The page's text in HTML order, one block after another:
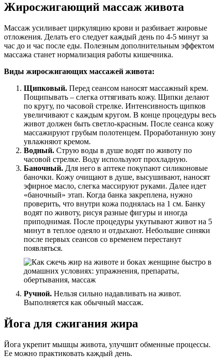
Жиросжигающий массаж живота
Массаж усиливает циркуляцию крови и разбивает жировые
отложения. Делать его следует каждый день по 4-5 минут за
час до и час после еды. Полезным дополнительным эффектом
массажа станет нормализация работы кишечника.
Виды жиросжигающих массажей живота:
Щипковый. Перед сеансом наносят массажный крем.
Пощипывать – слегка оттягивать кожу. Щипки делают
по кругу, по часовой стрелке. Интенсивность щипков
увеличивают с каждым кругом. В конце процедуры весь
живот должен быть светло-красным. После сеанса кожу
массажируют грубым полотенцем. Проработанную зону
увлажняют кремом.
Водный. Струю воды в душе водят по животу по
часовой стрелке. Воду используют прохладную.
Баночный. Для него в аптеке покупают силиконовые
баночки. Кожу очищают в душе, высушивают, наносят
эфирное масло, слегка массируют руками. Далее идет
«баночный» этап. Когда банка закреплена, нужно
проверить, что внутри кожа поднялась на 1 см. Банку
водят по животу, рисуя разные фигуры и иногда
приподнимая. После процедуры укутывают живот на 5
минут в теплое одеяло и отдыхают. Небольшие синяки
после первых сеансов со временем перестанут
появляться.
Ручной. Нельзя сильно надавливать на живот.
Выполняется как обычный массаж.
Йога для сжигания жира
Йога укрепит мышцы живота, улучшит обменные процессы.
Ее можно практиковать каждый день.